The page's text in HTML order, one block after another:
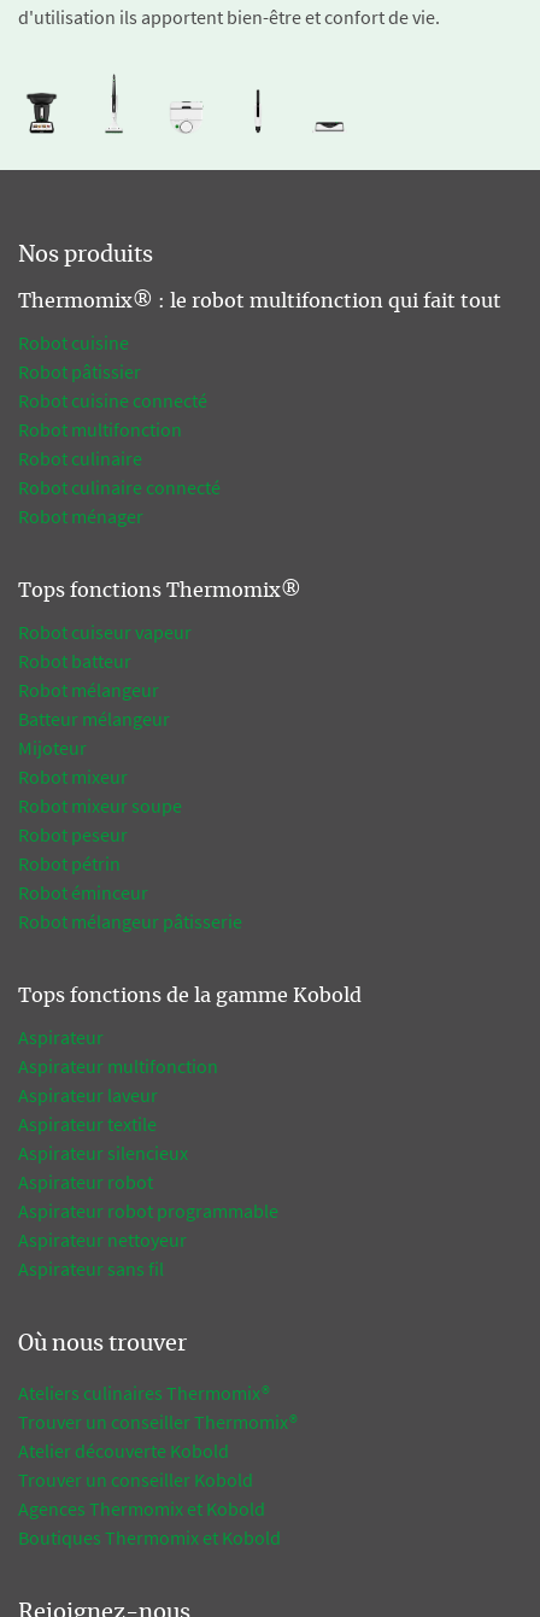
d'utilisation ils apportent bien-être et confort de vie.
Nos produits
Thermomix® : le robot multifonction qui fait tout
Robot cuisine
Robot pâtissier
Robot cuisine connecté
Robot multifonction
Robot culinaire
Robot culinaire connecté
Robot ménager
Tops fonctions Thermomix®
Robot cuiseur vapeur
Robot batteur
Robot mélangeur
Batteur mélangeur
Mijoteur
Robot mixeur
Robot mixeur soupe
Robot peseur
Robot pétrin
Robot éminceur
Robot mélangeur pâtisserie
Tops fonctions de la gamme Kobold
Aspirateur
Aspirateur multifonction
Aspirateur laveur
Aspirateur textile
Aspirateur silencieux
Aspirateur robot
Aspirateur robot programmable
Aspirateur nettoyeur
Aspirateur sans fil
Où nous trouver
Ateliers culinaires Thermomix®
Trouver un conseiller Thermomix®
Atelier découverte Kobold
Trouver un conseiller Kobold
Agences Thermomix et Kobold
Boutiques Thermomix et Kobold